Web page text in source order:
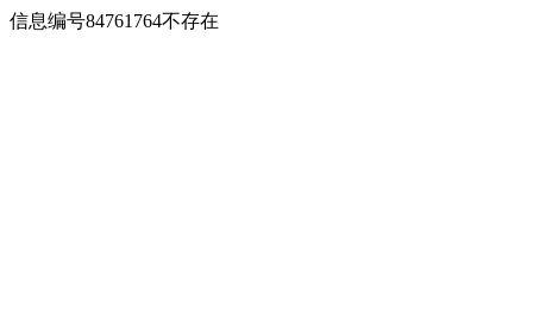
信息编号84761764不存在